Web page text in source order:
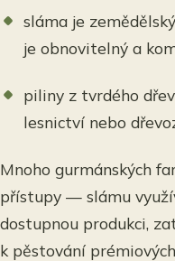
sláma je
je obnovitelný a
piliny z tvrdého
lesnictví nebo
Mnoho gurmánských
přístupy — slámu
dostupnou produkci,
k pěstování